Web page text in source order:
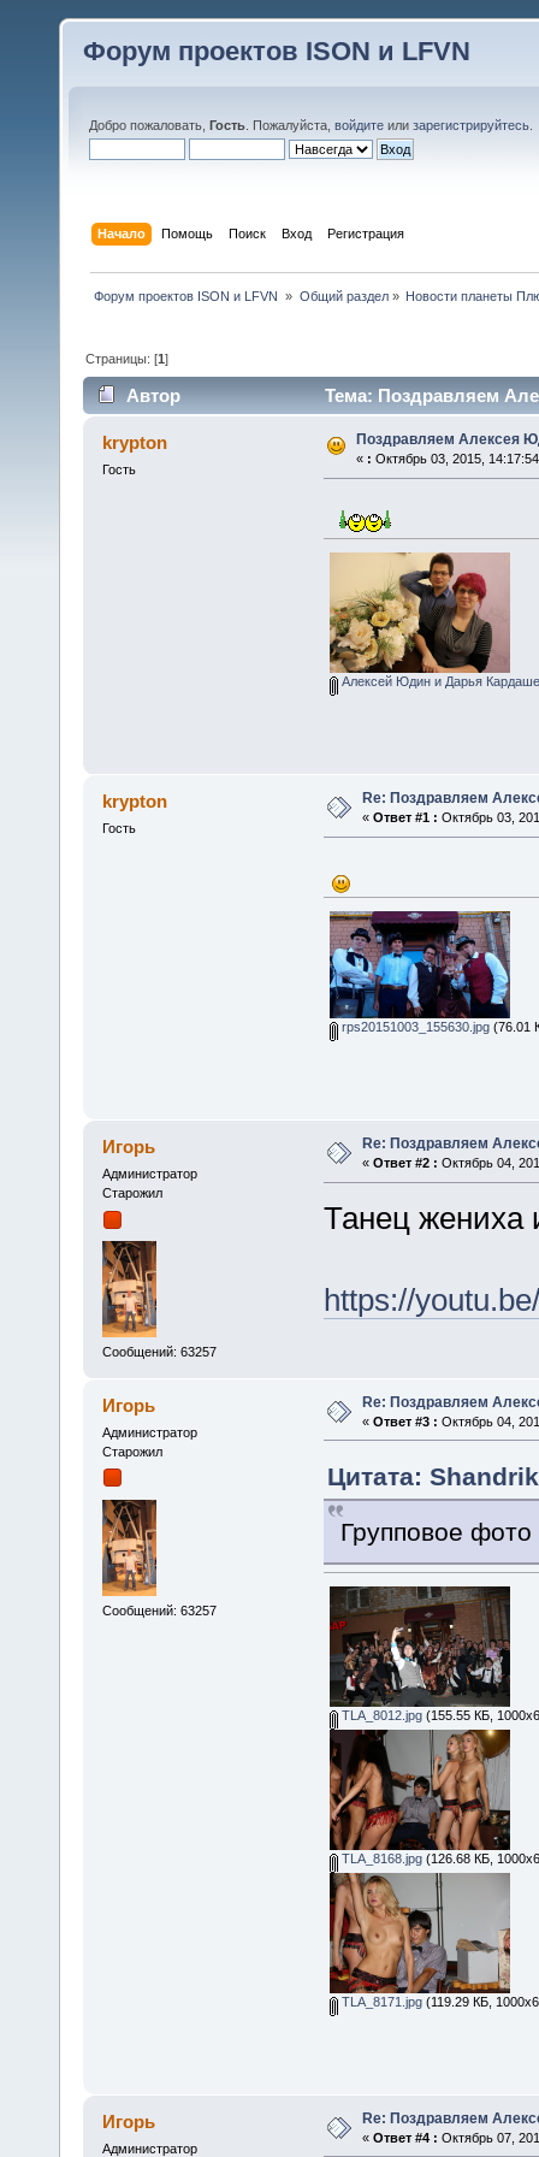
Форум проектов ISON и LFVN
Добро пожаловать, Гость . Пожалуйста, войдите или зарегистрируйтесь
Начало Помощь Поиск Вход Регистрация
Форум проектов ISON и LFVN » Общий раздел» Новости планеты
Страницы: [1]
Автор Тема: Поздравляем
krypton
Гость
Поздравляем Алексея
« : Октябрь 03, 2015,
Алексей Юдин и Дарья
krypton
Гость
Re: Поздравляем
« Ответ #1 : Октябрь 03,
rps20151003_155630.jpg(76.01
Игорь
Администратор
Старожил
Сообщений: 63257
Re: Поздравляем
« Ответ #2 : Октябрь 04,
Танец жениха
https://
Игорь
Администратор
Старожил
Сообщений: 63257
Re: Поздравляем
« Ответ #3 : Октябрь 04,
Цитата:
Групповое фото
TLA_8012.jpg(155.55 КБ,
TLA_8168.jpg(126.68 КБ,
TLA_8171.jpg(119.29 КБ,
Игорь
Администратор
Re: Поздравляем
« Ответ #4 : Октябрь 07,